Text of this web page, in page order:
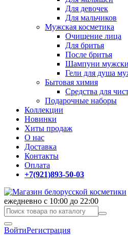
Для девочек
Для мальчиков
Мужская косметика
Очищение лица
Для бритья
После бритья
Шампуни
Гели для душа
Бытовая химия
Средства для
Подарочные наборы
Коллекции
Новинки
Хиты продаж
О нас
Доставка
Контакты
Оплата
+7(921)893-50-03
ежедневно с 10:00 до 22:00
ВойтиРегистрация